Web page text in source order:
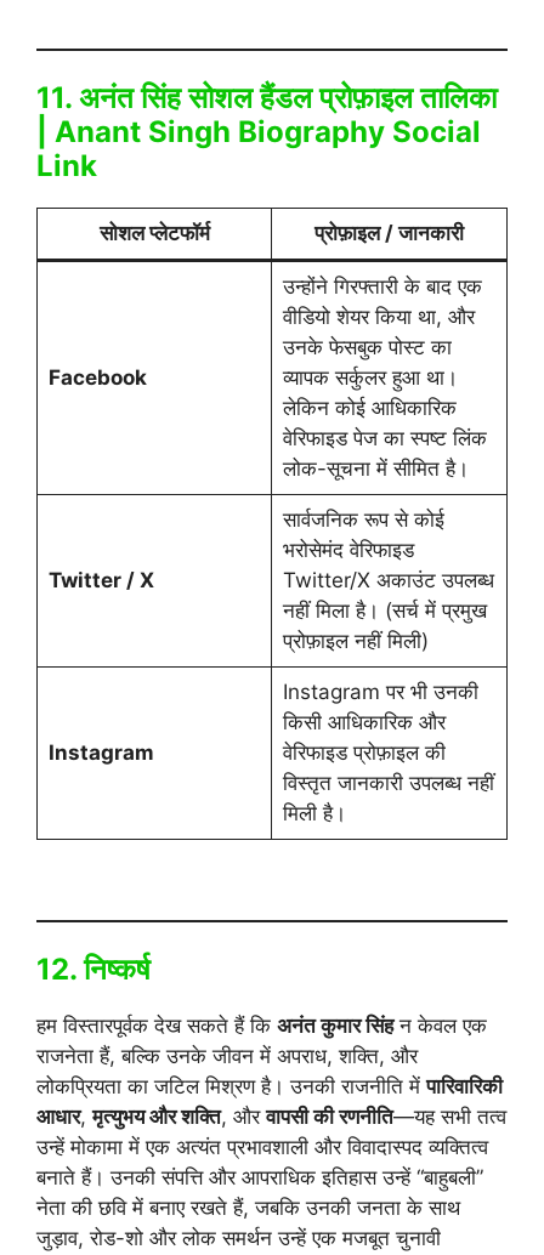
11. अनंत सिंह सोशल हैंडल प्रोफ़ाइल तालिका
| Anant Singh Biography Social
Link
सोशल प्लेटफॉर्म प्रोफ़ाइल / जानकारी
Facebook
उन्होंने गिरफ्तारी के बाद एक
वीडियो शेयर किया था, और
उनके फेसबुक पोस्ट का
व्यापक सर्कुलर हुआ था।
लेकिन कोई आधिकारिक
वेरिफाइड पेज का स्पष्ट लिंक
लोक-सूचना में सीमित है।
Twitter / X
सार्वजनिक रूप से कोई
भरोसेमंद वेरिफाइड
Twitter/X अकाउंट उपलब्ध
नहीं मिला है। (सर्च में प्रमुख
प्रोफ़ाइल नहीं मिली)
Instagram
Instagram पर भी उनकी
किसी आधिकारिक और
वेरिफाइड प्रोफ़ाइल की
विस्तृत जानकारी उपलब्ध नहीं
मिली है।
12. निष्कर्ष
हम विस्तारपूर्वक देख सकते हैं कि अनंत कुमार सिंहन केवल एक
राजनेता हैं, बल्कि उनके जीवन में अपराध, शक्ति, और
लोकप्रियता का जटिल मिश्रण है। उनकी राजनीति मेंपारिवारिकी
आधार,मृत्युभय और शक्ति, औरवापसी की रणनीति—यह सभी तत्व
उन्हें मोकामा में एक अत्यंत प्रभावशाली और विवादास्पद व्यक्तित्व
बनाते हैं। उनकी संपत्ति और आपराधिक इतिहास उन्हें “बाहुबली”
नेता की छवि में बनाए रखते हैं, जबकि उनकी जनता के साथ
जुड़ाव, रोड-शो और लोक समर्थन उन्हें एक मजबूत चुनावी